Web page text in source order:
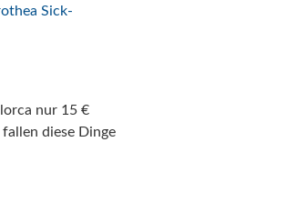
nur 15 €
diese Dinge